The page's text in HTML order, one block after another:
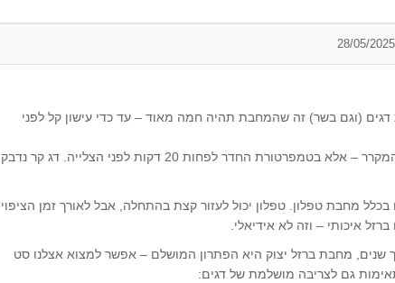
(וגם בשר) זה שהמחבת תהיה חמה מאוד – עד כדי עישון קל לפני
בנוסף, חשוב שהדג לא יהיה קר מהמקרר – אלא בטמפרטורת החדר לפחות 20 דקות לפני הצלייה. דג קר נדבק
מחבת טפלון. טפלון יכול לעזור קצת בהתחלה, אבל לאורך זמן הציפוי
איכותי – וזה לא אידיאלי.
שנים, מחבת ברזל יצוק היא הפתרון המושלם – אפשר למצוא אצלנו סט
גם לצריבה מושלמת של דגים: